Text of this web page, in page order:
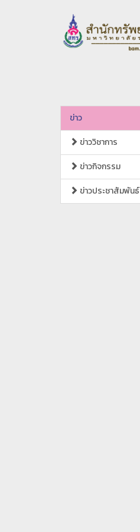
ข่าว
ข่าววิชาการ
ข่าวกิจกรรม
ข่าวประชาสัมพันธ์